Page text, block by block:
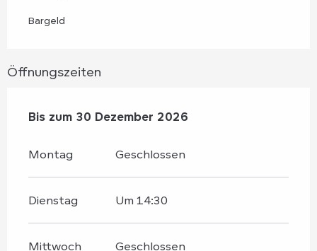
Bargeld
Öffnungszeiten
vom2 Januar 2026bis zum
Bis zum 30 Dezember 2026
Montag Geschlossen
Dienstag Um 14:30
Mittwoch Geschlossen